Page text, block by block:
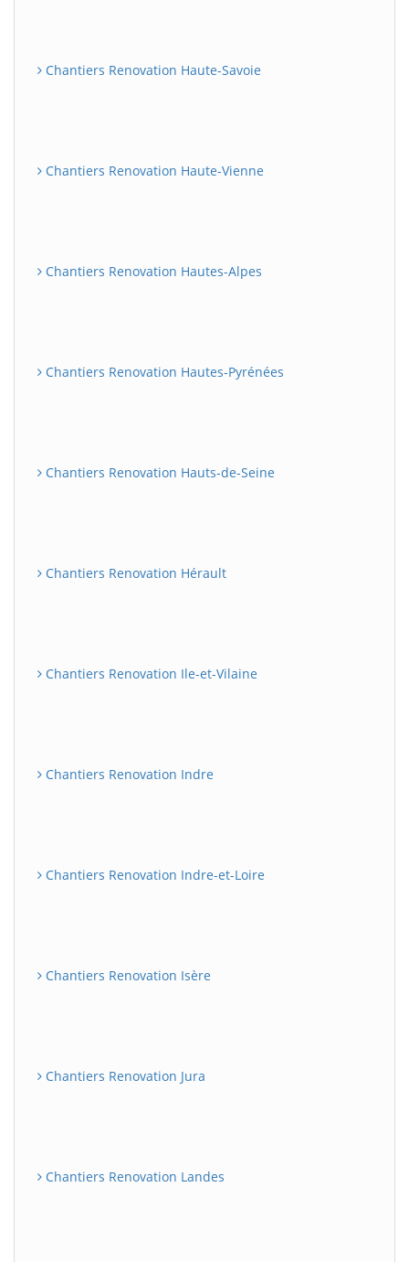
Chantiers Renovation Haute-Savoie
Chantiers Renovation Haute-Vienne
Chantiers Renovation Hautes-Alpes
Chantiers Renovation Hautes-Pyrénées
Chantiers Renovation Hauts-de-Seine
Chantiers Renovation Hérault
Chantiers Renovation Ile-et-Vilaine
Chantiers Renovation Indre
Chantiers Renovation Indre-et-Loire
Chantiers Renovation Isère
Chantiers Renovation Jura
Chantiers Renovation Landes